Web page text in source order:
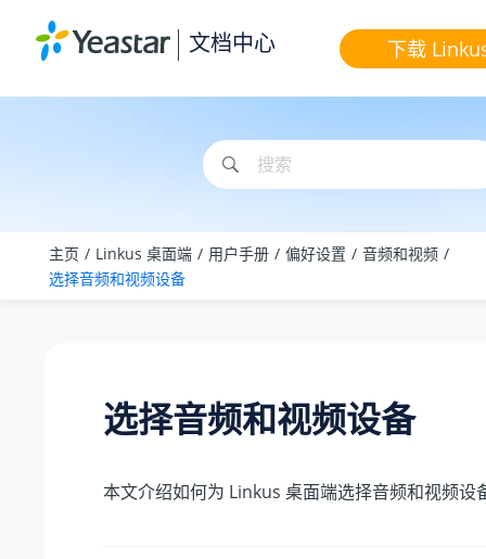
文档中心 下载
主页 Linkus 桌面端 用户手册 偏好设置
音频和视频
选择音频和视频设备
选择音频和视频设备
本文介绍如何为 Linkus 桌面端选择音频和视频设